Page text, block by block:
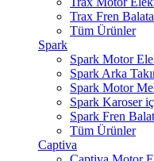
Trax Fren
Tüm Ürünler
Spark
Spark Motor
Spark Arka
Spark Motor
Spark Karoser
Spark Fren
Tüm Ürünler
Captiva